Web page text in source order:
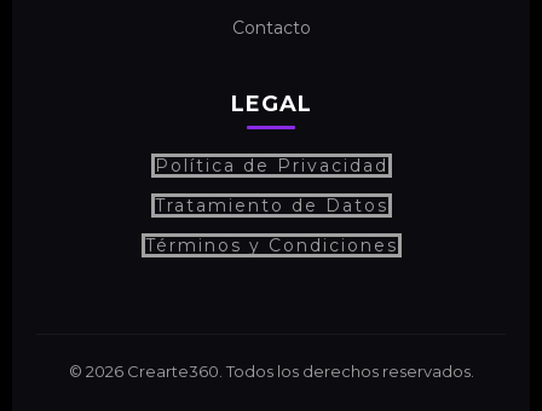
Contacto
LEGAL
Política de Privacidad
Tratamiento de Datos
Términos y Condiciones
© 2026 Crearte360. Todos los derechos reservados.